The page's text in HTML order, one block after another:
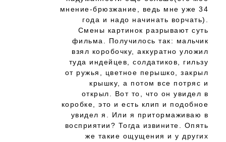
мнение-брюзжание, ведь мне уже 34
года и надо начинать ворчать).
Смены картинок разрывают суть
фильма. Получилось так: мальчик
взял коробочку, аккуратно уложил
туда индейцев, солдатиков, гильзу
от ружья, цветное перышко, закрыл
крышку, а потом все потряс и
открыл. Вот то, что он увидел в
коробке, это и есть клип и подобное
увидел я. Или я притормаживаю в
восприятии? Тогда извините. Опять
же такие ощущения и у других